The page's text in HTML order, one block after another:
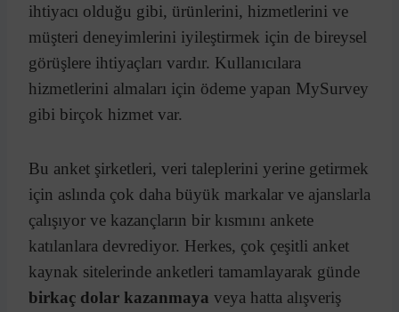
ihtiyacı olduğu gibi, ürünlerini, hizmetlerini ve
müşteri deneyimlerini iyileştirmek için de bireysel
görüşlere ihtiyaçları vardır. Kullanıcılara
hizmetlerini almaları için ödeme yapan MySurvey
gibi birçok hizmet var.
Bu anket şirketleri, veri taleplerini yerine getirmek
için aslında çok daha büyük markalar ve ajanslarla
çalışıyor ve kazançların bir kısmını ankete
katılanlara devrediyor. Herkes, çok çeşitli anket
kaynak sitelerinde anketleri tamamlayarak günde
birkaç dolar kazanmaya veya hatta alışveriş